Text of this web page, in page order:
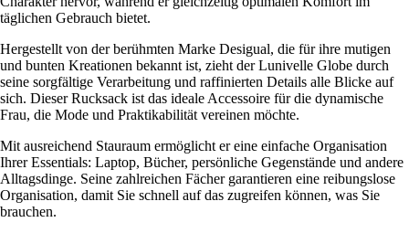
täglichen Gebrauch bietet.
Hergestellt von der berühmten Marke Desigual, die für ihre mutigen
und bunten Kreationen bekannt ist, zieht der Lunivelle Globe durch
seine sorgfältige Verarbeitung und raffinierten Details alle Blicke auf
sich. Dieser Rucksack ist das ideale Accessoire für die dynamische
Frau, die Mode und Praktikabilität vereinen möchte.
Mit ausreichend Stauraum ermöglicht er eine einfache Organisation
Ihrer Essentials: Laptop, Bücher, persönliche Gegenstände und andere
Alltagsdinge. Seine zahlreichen Fächer garantieren eine reibungslose
Organisation, damit Sie schnell auf das zugreifen können, was Sie
brauchen.